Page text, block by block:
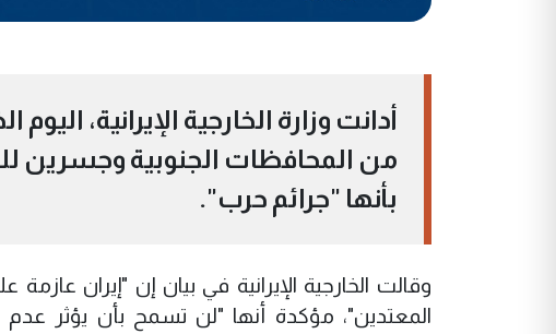
أدانت وزارة الخارجية الإيرانية،
من المحافظات الجنوبية وجسرين
بأنها "جرائم حرب".
وقالت الخارجية الإيرانية في بيان إن "إيران
المعتدين"، مؤكدة أنها "لن تسمح بأن يؤثر عدم